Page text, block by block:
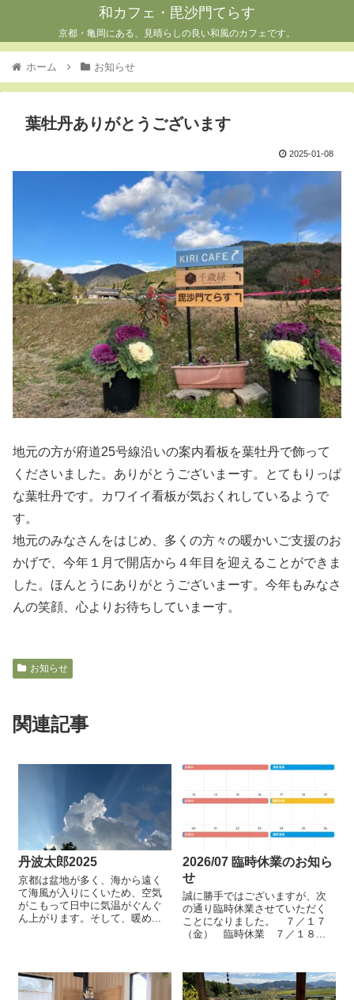
和カフェ・毘沙門てらす
京都・亀岡にある、見晴らしの良い和風のカフェです。
ホーム お知らせ
葉牡丹ありがとうございます
2025-01-08
地元の方が府道25号線沿いの案内看板を葉牡丹で飾って
くださいました。ありがとうございまーす。とてもりっぱ
な葉牡丹です。カワイイ看板が気おくれしているようで
す。
地元のみなさんをはじめ、多くの方々の暖かいご支援のお
かげで、今年１月で開店から４年目を迎えることができま
した。ほんとうにありがとうございまーす。今年もみなさ
んの笑顔、心よりお待ちしていまーす。
お知らせ
関連記事
丹波太郎2025
京都は盆地が多く、海から遠く
て海風が入りにくいため、空気
がこもって日中に気温がぐんぐ
ん上がります。そして、暖め...
2026/07 臨時休業のお知ら
せ
誠に勝手ではございますが、次
の通り臨時休業させていただく
ことになりました。 ７／１７
（金） 臨時休業 ７／１８...